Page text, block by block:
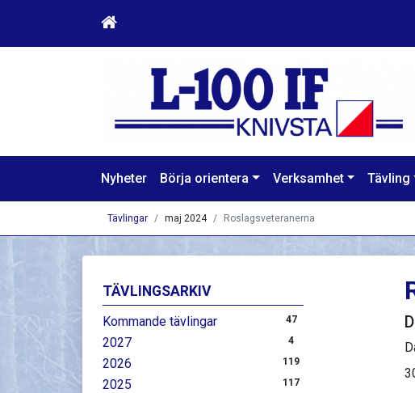
Nyheter Börja orientera Verksamhet Tävling
Tävlingar maj 2024 Roslagsveteranerna
TÄVLINGSARKIV
Kommande tävlingar 47
2027 4
2026 119
2025 117